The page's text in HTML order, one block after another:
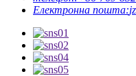
Електронна пошта: